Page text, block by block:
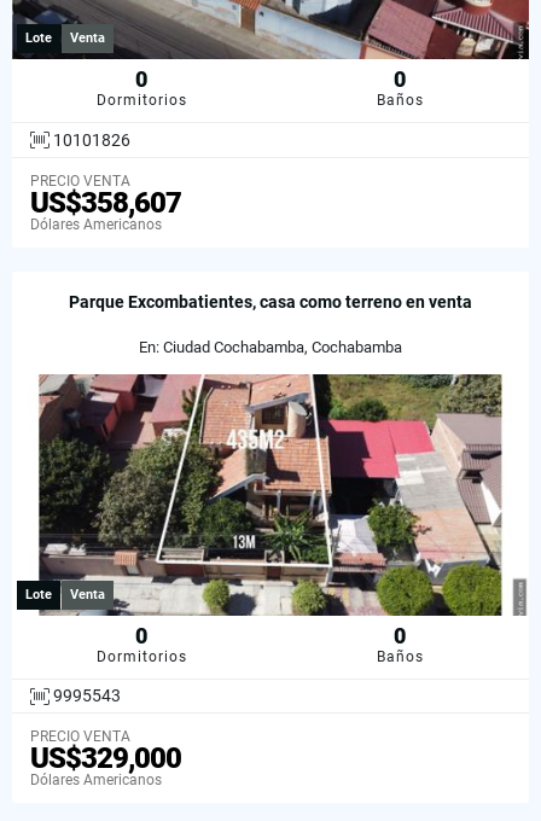
Lote Venta
0
Dormitorios
0
Baños
10101826
PRECIO VENTA
US$358,607
Dólares Americanos
Parque Excombatientes, casa como terreno en venta
En: Ciudad Cochabamba, Cochabamba
Lote Venta
0
Dormitorios
0
Baños
9995543
PRECIO VENTA
US$329,000
Dólares Americanos